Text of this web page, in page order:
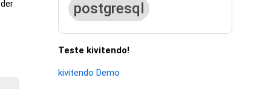
postgresql
Teste kivitendo!
kivitendo Demo